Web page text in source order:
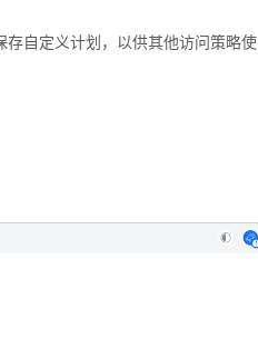
存自定义计划，以供其他访问策略使